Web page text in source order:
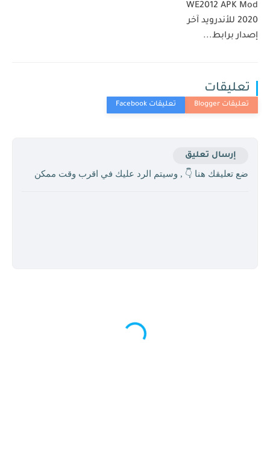
WE2012 APK Mod
2020 للأندرويد آخر
إصدار برابط...
تعليقات
إرسال تعليق
ضع تعليقك هنا 👇 , وسيتم الرد عليك في اقرب وقت ممكن